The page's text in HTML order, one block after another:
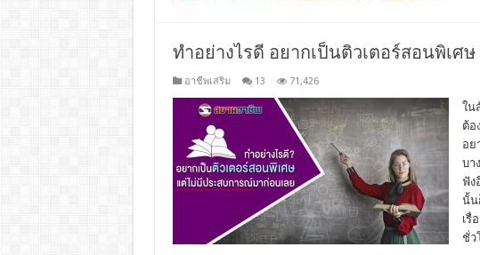
ทำอย่างไรดี อยากเป็นติวเตอร์สอนพิเ
อาชีพเสริม 13 71,426
ใน
ต้อ
อย
บา
ฟัง
นั้น
เรื่
ชั่ว